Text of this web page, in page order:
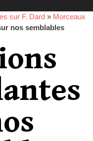
sur F. Dard » Morceaux
nos semblables